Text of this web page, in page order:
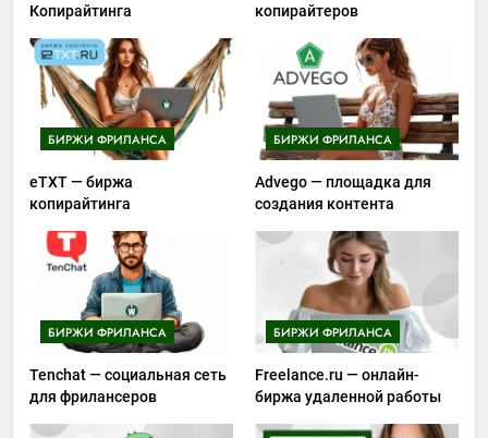
Копирайтинга
копирайтеров
БИРЖИ ФРИЛАНСА
eTXT — биржа
копирайтинга
БИРЖИ ФРИЛАНСА
Advego — площадка для
создания контента
БИРЖИ ФРИЛАНСА
Tenchat — социальная сеть
для фрилансеров
БИРЖИ ФРИЛАНСА
Freelance.ru — онлайн-
биржа удаленной работы